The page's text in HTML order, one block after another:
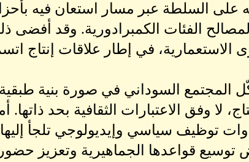
على السلطة عبر مسار استعان فيه
الفئات الكمبرادورية. وقد أفضى
الاستعمارية، في إطار علاقات إنتاج
المجتمع السوداني في صورة بنية
لا وفق الاعتبارات الثقافية بحد ذاتها.
توظيف سياسي وإيديولوجي تلجأ
توسيع قواعدها الجماهيرية وتعزيز